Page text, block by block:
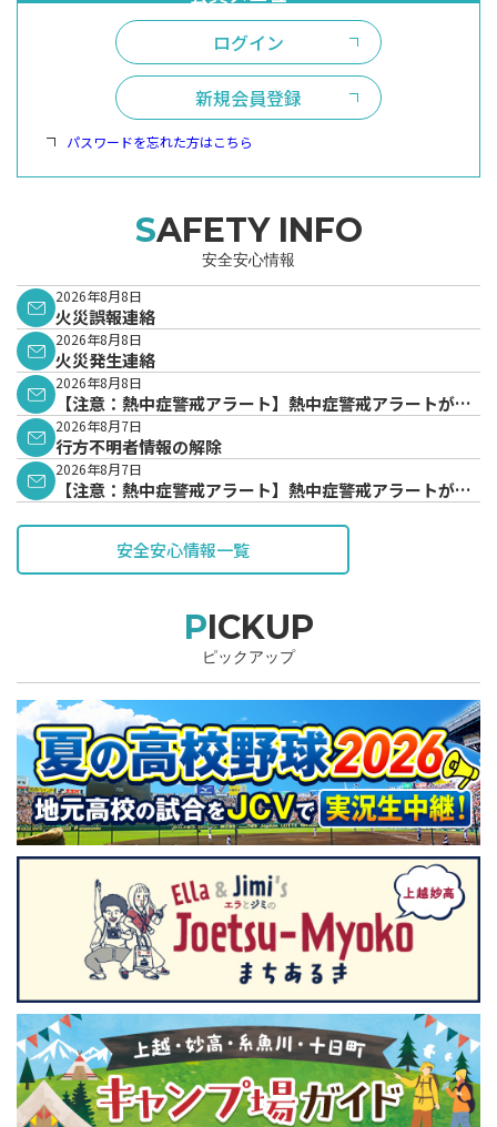
ログイン
新規会員登録
パスワードを忘れた方はこちら
SAFETY INFO
安全安心情報
2026年8月8日
火災誤報連絡
2026年8月8日
火災発生連絡
2026年8月8日
【注意：熱中症警戒アラート】熱中症警戒アラートが発
表されています。
2026年8月7日
行方不明者情報の解除
2026年8月7日
【注意：熱中症警戒アラート】熱中症警戒アラートが発
安全安心情報一覧
PICKUP
ピックアップ